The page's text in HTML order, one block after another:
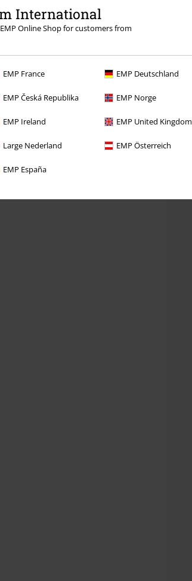
International
Online Shop for customers from
EMP France EMP Deutschland
EMP Česká Republika EMP Norge
EMP Ireland EMP United Kingdom
Large Nederland EMP Österreich
EMP España